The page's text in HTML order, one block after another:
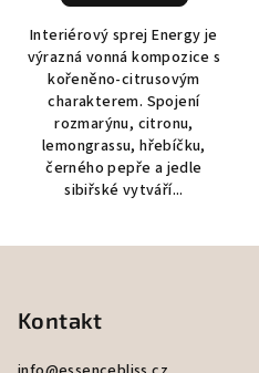
Interiérový sprej Energy je
výrazná vonná kompozice s
kořeněno-citrusovým
charakterem. Spojení
rozmarýnu, citronu,
lemongrassu, hřebíčku,
černého pepře a jedle
sibiřské vytváří...
Kontakt